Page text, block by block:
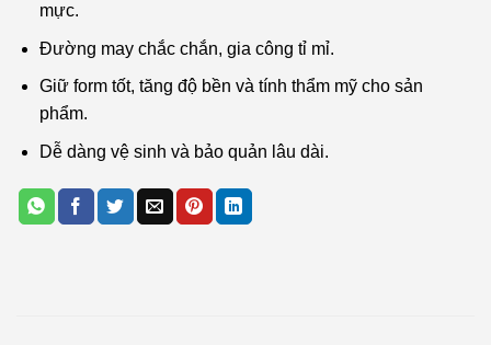
mực.
Đường may chắc chắn, gia công tỉ mỉ.
Giữ form tốt, tăng độ bền và tính thẩm mỹ cho sản
phẩm.
Dễ dàng vệ sinh và bảo quản lâu dài.